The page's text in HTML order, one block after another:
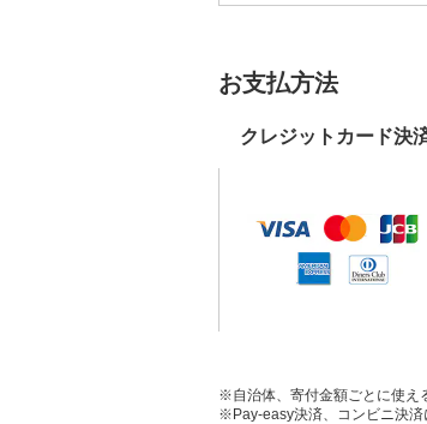
お支払方法
クレジットカード決
※自治体、寄付金額ごとに使え
※Pay-easy決済、コンビニ決済